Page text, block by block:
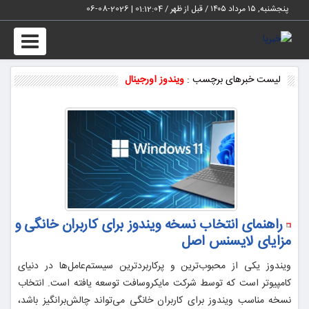
پنجشنبه, ۱۵ مرداد ۱۴۰۵ / قبل از ظهر / 01:12:05
|
2026-08-06
Toggle
لیست خبرهای برچسب : ویندوز اورجینال
راهنمای انتخاب نسخه ویندوز برای کاربران خانگی و
مزایای لایسنس اصل
ویندوز یکی از محبوب‌ترین و پرکاربردترین سیستم‌عامل‌ها در دنیای
کامپیوتر است که توسط شرکت مایکروسافت توسعه یافته است. انتخاب
نسخه مناسب ویندوز برای کاربران خانگی می‌تواند چالش‌برانگیز باشد،